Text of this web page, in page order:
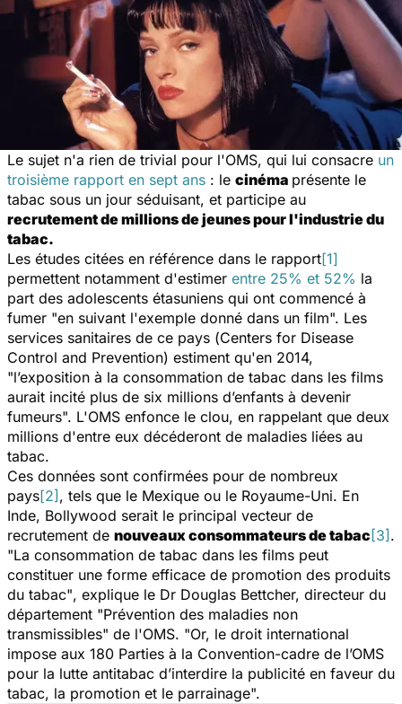
Le sujet n'a rien de trivial pour l'OMS, qui lui consacre un
troisième rapport en sept ans : le cinéma présente le
tabac sous un jour séduisant, et participe au
recrutement de millions de jeunes pour l'industrie du
tabac.
Les études citées en référence dans le rapport[1]
permettent notamment d'estimer entre 25% et 52% la
part des adolescents étasuniens qui ont commencé à
fumer "en suivant l'exemple donné dans un film". Les
services sanitaires de ce pays (Centers for Disease
Control and Prevention) estiment qu'en 2014,
"l’exposition à la consommation de tabac dans les films
aurait incité plus de six millions d’enfants à devenir
fumeurs". L'OMS enfonce le clou, en rappelant que deux
millions d'entre eux décéderont de maladies liées au
tabac.
Ces données sont confirmées pour de nombreux
pays[2], tels que le Mexique ou le Royaume-Uni. En
Inde, Bollywood serait le principal vecteur de
recrutement de nouveaux consommateurs de tabac[3].
"La consommation de tabac dans les films peut
constituer une forme efficace de promotion des produits
du tabac", explique le Dr Douglas Bettcher, directeur du
département "Prévention des maladies non
transmissibles" de l'OMS. "Or, le droit international
impose aux 180 Parties à la Convention-cadre de l’OMS
pour la lutte antitabac d’interdire la publicité en faveur du
tabac, la promotion et le parrainage".